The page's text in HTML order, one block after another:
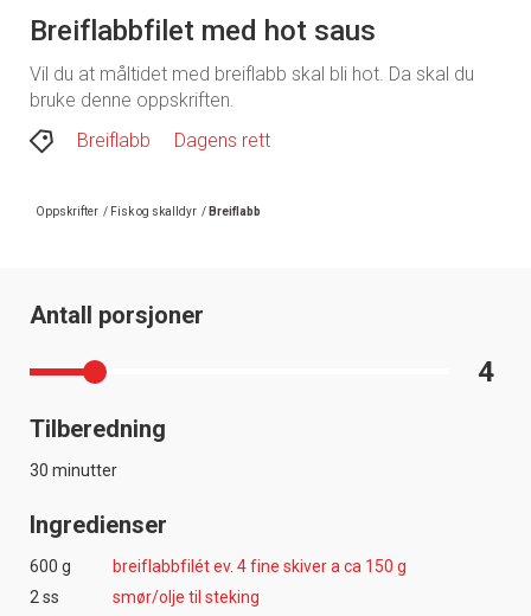
Breiflabbfilet med hot saus
Vil du at måltidet med breiflabb skal bli hot. Da skal du
bruke denne oppskriften.
Breiflabb
Dagens rett
Oppskrifter / Fisk og skalldyr / Breiflabb
Antall porsjoner
4
Tilberedning
30 minutter
Ingredienser
600 g
breiflabbfilét ev. 4 fine skiver a ca 150 g
2 ss
smør/olje til steking